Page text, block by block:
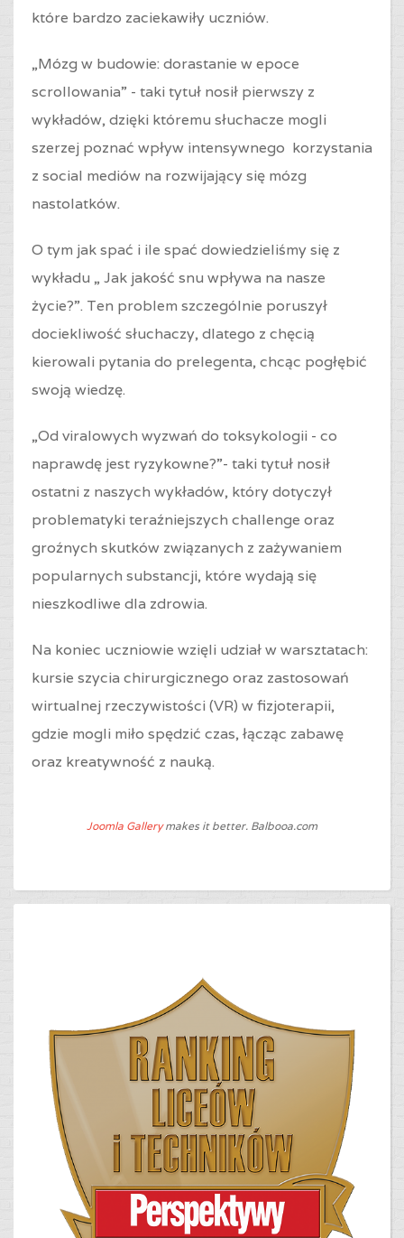
które bardzo zaciekawiły uczniów.
„Mózg w budowie: dorastanie w epoce
scrollowania” - taki tytuł nosił pierwszy z
wykładów, dzięki któremu słuchacze mogli
szerzej poznać wpływ intensywnego korzystania
z social mediów na rozwijający się mózg
nastolatków.
O tym jak spać i ile spać dowiedzieliśmy się z
wykładu „ Jak jakość snu wpływa na nasze
życie?”. Ten problem szczególnie poruszył
dociekliwość słuchaczy, dlatego z chęcią
kierowali pytania do prelegenta, chcąc pogłębić
swoją wiedzę.
„Od viralowych wyzwań do toksykologii - co
naprawdę jest ryzykowne?”- taki tytuł nosił
ostatni z naszych wykładów, który dotyczył
problematyki teraźniejszych challenge oraz
groźnych skutków związanych z zażywaniem
popularnych substancji, które wydają się
nieszkodliwe dla zdrowia.
Na koniec uczniowie wzięli udział w warsztatach:
kursie szycia chirurgicznego oraz zastosowań
wirtualnej rzeczywistości (VR) w fizjoterapii,
gdzie mogli miło spędzić czas, łącząc zabawę
oraz kreatywność z nauką.
Joomla Gallerymakes it better. Balbooa.com